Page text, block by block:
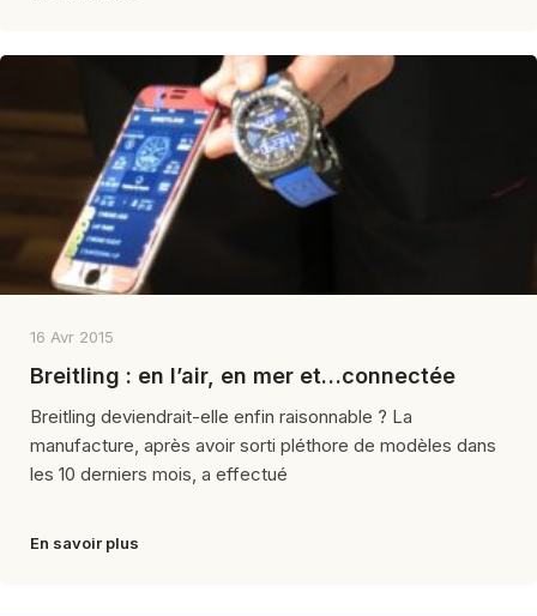
16 Avr 2015
Breitling : en l’air, en mer et…connectée
Breitling deviendrait-elle enfin raisonnable ? La
manufacture, après avoir sorti pléthore de modèles dans
les 10 derniers mois, a effectué
En savoir plus